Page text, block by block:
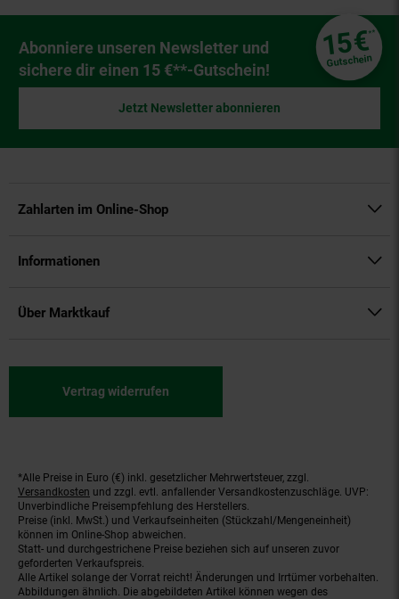
Newsletter Anmeldung
Abonniere unseren Newsletter und
sichere dir einen 15 €**-Gutschein!
15€**
Gutschein
Jetzt Newsletter abonnieren
Zahlarten im Online-Shop
Informationen
Über Marktkauf
Vertrag widerrufen
Fußnoten
*Alle Preise in Euro (€) inkl. gesetzlicher Mehrwertsteuer, zzgl.
Versandkosten und zzgl. evtl. anfallender Versandkostenzuschläge. UVP:
Unverbindliche Preisempfehlung des Herstellers.
Preise (inkl. MwSt.) und Verkaufseinheiten (Stückzahl/Mengeneinheit)
können im Online-Shop abweichen.
Statt- und durchgestrichene Preise beziehen sich auf unseren zuvor
geforderten Verkaufspreis.
Alle Artikel solange der Vorrat reicht! Änderungen und Irrtümer vorbehalten.
Abbildungen ähnlich. Die abgebildeten Artikel können wegen des